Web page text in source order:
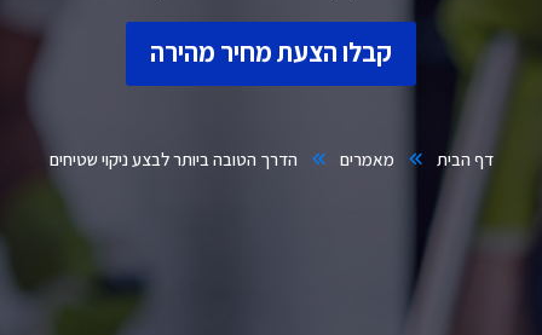
קבלו הצעת מחיר מהירה
דף הבית מאמרים הדרך הטובה ביותר לבצע ניקוי שטיחים